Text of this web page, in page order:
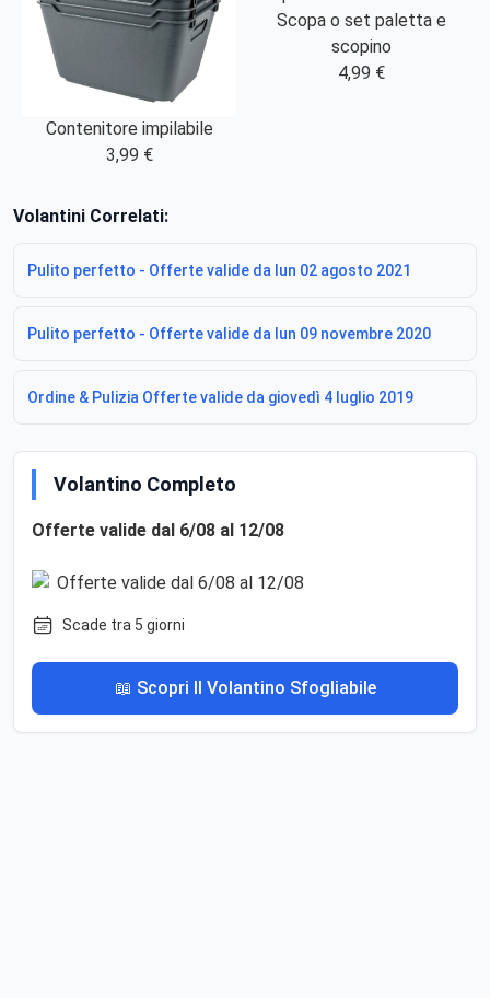
Contenitore impilabile
3,99 €
Scopa o set paletta e
scopino
4,99 €
Volantini Correlati:
Pulito perfetto - Offerte valide da lun 02 agosto 2021
Pulito perfetto - Offerte valide da lun 09 novembre 2020
Ordine & Pulizia Offerte valide da giovedì 4 luglio 2019
Volantino Completo
Offerte valide dal 6/08 al 12/08
Scade tra 5 giorni
📖 Scopri Il Volantino Sfogliabile